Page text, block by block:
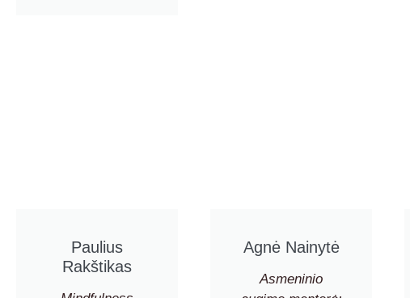
Paulius
Rakštikas
Agnė Nainytė
Asmeninio